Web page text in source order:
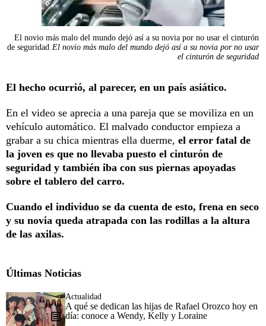
El novio más malo del mundo dejó así a su novia por no usar el cinturón
de seguridad El novio más malo del mundo dejó así a su novia por no usar
el cinturón de seguridad
El hecho ocurrió, al parecer, en un país asiático.
En el video se aprecia a una pareja que se moviliza en un
vehículo automático. El malvado conductor empieza a
grabar a su chica mientras ella duerme, el error fatal de
la joven es que no llevaba puesto el cinturón de
seguridad y también iba con sus piernas apoyadas
sobre el tablero del carro.
Cuando el individuo se da cuenta de esto, frena en seco
y su novia queda atrapada con las rodillas a la altura
de las axilas.
Últimas Noticias
Actualidad
A qué se dedican las hijas de Rafael Orozco hoy en
día: conoce a Wendy, Kelly y Loraine